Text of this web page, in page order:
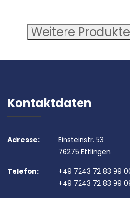
Weitere
Kontaktdaten
Adresse:
Einsteinstr. 53
76275 Ettlingen
Telefon:
+49 7243 72 83 99
+49 7243 72 83 99